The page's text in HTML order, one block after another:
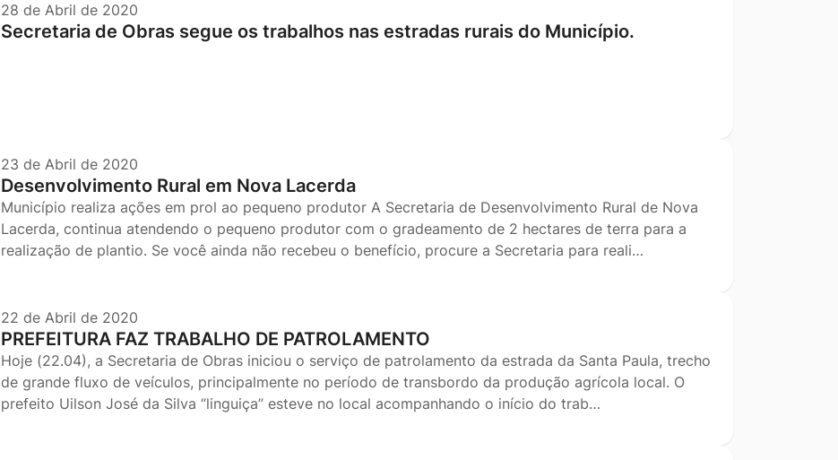
28 de Abril de 2020
Secretaria de Obras segue os trabalhos nas estradas rurais do Município.
23 de Abril de 2020
Desenvolvimento Rural em Nova Lacerda
Município realiza ações em prol ao pequeno produtor A Secretaria de Desenvolvimento Rural de Nova
Lacerda, continua atendendo o pequeno produtor com o gradeamento de 2 hectares de terra para a
realização de plantio. Se você ainda não recebeu o benefício, procure a Secretaria para reali…
22 de Abril de 2020
PREFEITURA FAZ TRABALHO DE PATROLAMENTO
Hoje (22.04), a Secretaria de Obras iniciou o serviço de patrolamento da estrada da Santa Paula, trecho
de grande fluxo de veículos, principalmente no período de transbordo da produção agrícola local. O
prefeito Uilson José da Silva “linguiça” esteve no local acompanhando o início do trab…